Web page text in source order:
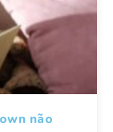
não